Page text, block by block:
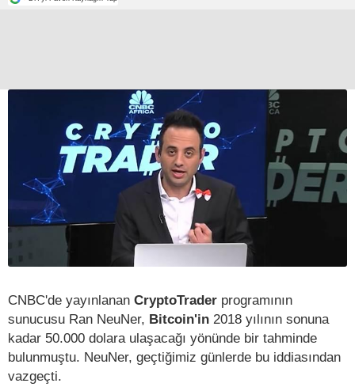
CNBC'de yayınlanan CryptoTrader programının
sunucusu Ran NeuNer, Bitcoin'in 2018 yılının sonuna
kadar 50.000 dolara ulaşacağı yönünde bir tahminde
bulunmuştu. NeuNer, geçtiğimiz günlerde bu iddiasından
vazgeçti.